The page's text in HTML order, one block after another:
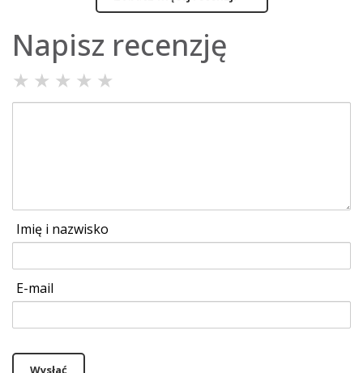
Napisz recenzję
★ ★ ★ ★ ★
Imię i nazwisko
E-mail
Wysłać